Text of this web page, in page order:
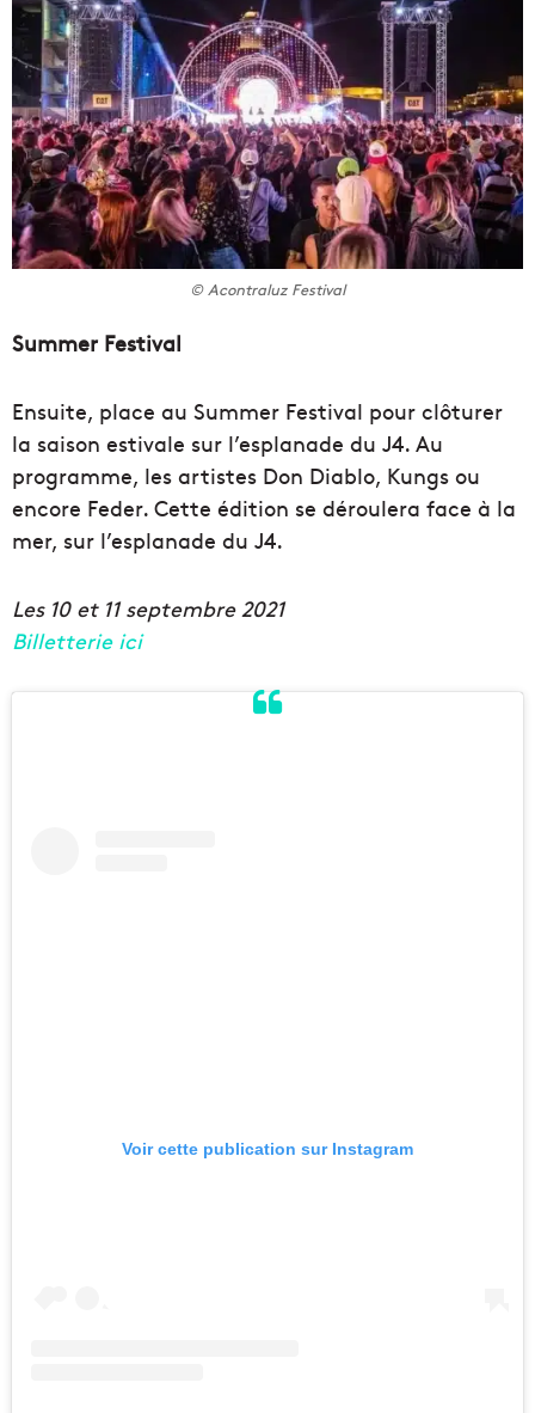
© Acontraluz Festival
Summer Festival
Ensuite, place au Summer Festival pour clôturer
la saison estivale sur l’esplanade du J4. Au
programme, les artistes Don Diablo, Kungs ou
encore Feder. Cette édition se déroulera face à la
mer, sur l’esplanade du J4.
Les 10 et 11 septembre 2021
Billetterie ici
Voir cette publication sur Instagram